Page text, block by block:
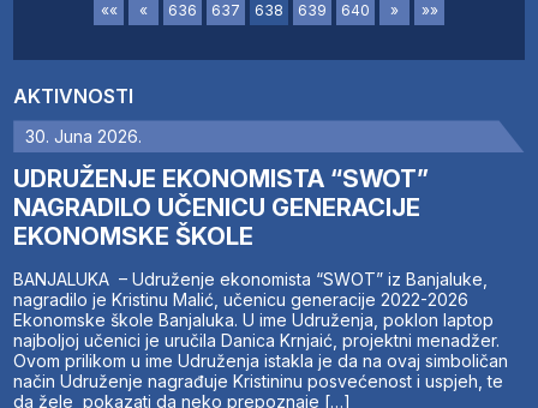
AKTIVNOSTI
30. Juna 2026.
UDRUŽENJE EKONOMISTA “SWOT”
NAGRADILO UČENICU GENERACIJE
EKONOMSKE ŠKOLE
BANJALUKA – Udruženje ekonomista “SWOT” iz Banjaluke,
nagradilo je Kristinu Malić, učenicu generacije 2022-2026
Ekonomske škole Banjaluka. U ime Udruženja, poklon laptop
najboljoj učenici je uručila Danica Krnjaić, projektni menadžer.
Ovom prilikom u ime Udruženja istakla je da na ovaj simboličan
način Udruženje nagrađuje Kristininu posvećenost i uspjeh, te
da žele pokazati da neko prepoznaje […]
«« « 636 637 638 639 640 » »»